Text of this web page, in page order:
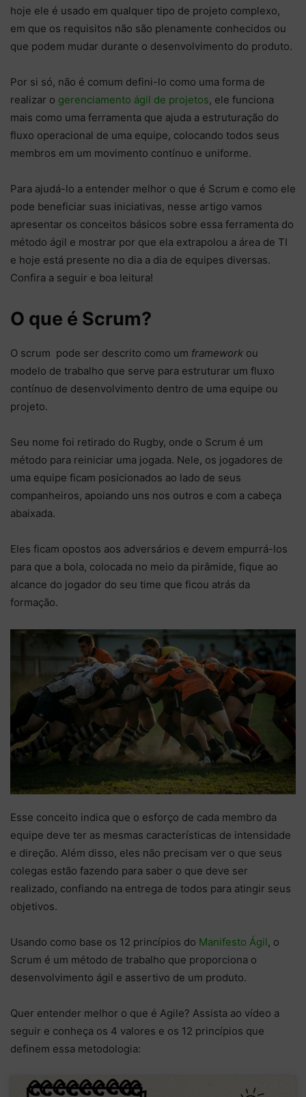
hoje ele é usado em qualquer tipo de projeto complexo,
em que os requisitos não são plenamente conhecidos ou
que podem mudar durante o desenvolvimento do produto.
Por si só, não é comum defini-lo como uma forma de
realizar o gerenciamento ágil de projetos, ele funciona
mais como uma ferramenta que ajuda a estruturação do
fluxo operacional de uma equipe, colocando todos seus
membros em um movimento contínuo e uniforme.
Para ajudá-lo a entender melhor o que é Scrum e como ele
pode beneficiar suas iniciativas, nesse artigo vamos
apresentar os conceitos básicos sobre essa ferramenta do
método ágil e mostrar por que ela extrapolou a área de TI
e hoje está presente no dia a dia de equipes diversas.
Confira a seguir e boa leitura!
O que é Scrum?
O scrum pode ser descrito como um framework ou
modelo de trabalho que serve para estruturar um fluxo
contínuo de desenvolvimento dentro de uma equipe ou
projeto.
Seu nome foi retirado do Rugby, onde o Scrum é um
método para reiniciar uma jogada. Nele, os jogadores de
uma equipe ficam posicionados ao lado de seus
companheiros, apoiando uns nos outros e com a cabeça
abaixada.
Eles ficam opostos aos adversários e devem empurrá-los
para que a bola, colocada no meio da pirâmide, fique ao
alcance do jogador do seu time que ficou atrás da
formação.
Esse conceito indica que o esforço de cada membro da
equipe deve ter as mesmas características de intensidade
e direção. Além disso, eles não precisam ver o que seus
colegas estão fazendo para saber o que deve ser
realizado, confiando na entrega de todos para atingir seus
objetivos.
Usando como base os 12 princípios do Manifesto Ágil, o
Scrum é um método de trabalho que proporciona o
desenvolvimento ágil e assertivo de um produto.
Quer entender melhor o que é Agile? Assista ao vídeo a
seguir e conheça os 4 valores e os 12 princípios que
definem essa metodologia: